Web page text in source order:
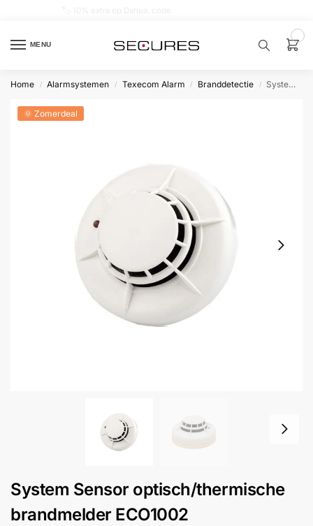
MENU
product…
samenstellen
Inbraakbeveiliging
Home / Alarmsystemen / Texecom Alarm / Branddetectie / System Sensor optisch/thermische brandmelder ECO1002
🌞 Zomerdeal
System Sensor optisch/thermische
brandmelder ECO1002